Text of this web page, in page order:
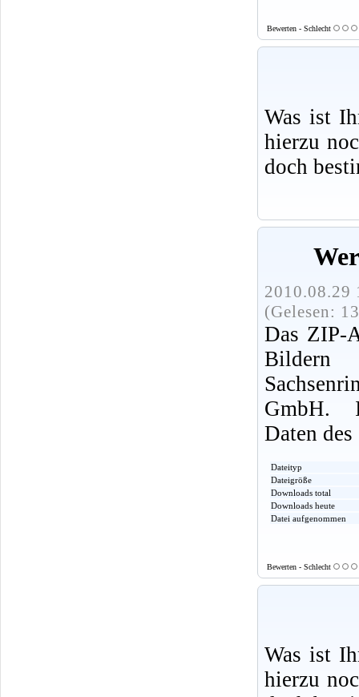
Bewerten - Schlecht
Was ist
hierzu
doch
2010.08.29
(Gelesen:
Das ZIP-
Bildern
GmbH.
Daten
Dateityp
Dateigröße
Downloads total
Downloads heute
Datei aufgenommen
Bewerten - Schlecht
Was ist
hierzu